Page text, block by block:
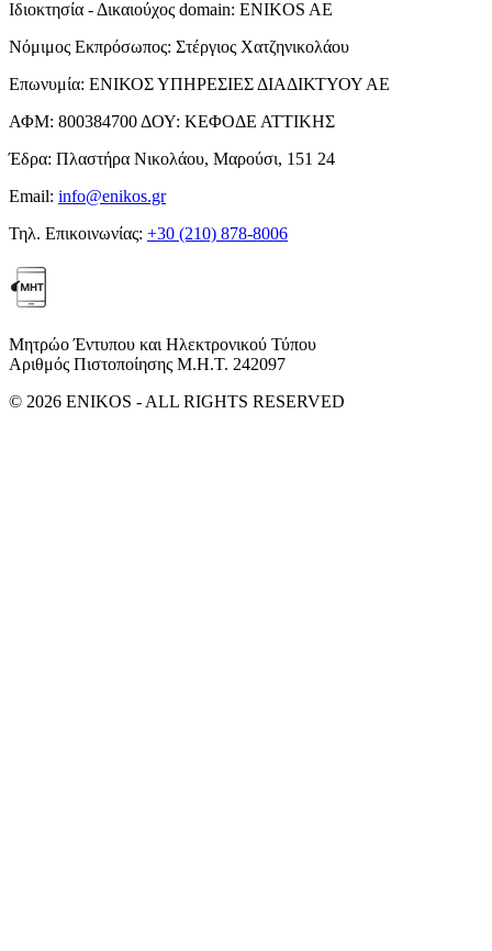
Ιδιοκτησία - Δικαιούχος domain: ENIKOS AE
Νόμιμος Εκπρόσωπος: Στέργιος Χατζηνικολάου
Επωνυμία: ΕΝΙΚΟΣ ΥΠΗΡΕΣΙΕΣ ΔΙΑΔΙΚΤΥΟΥ ΑΕ
ΑΦΜ: 800384700 ΔΟΥ: ΚΕΦΟΔΕ ΑΤΤΙΚΗΣ
Έδρα: Πλαστήρα Νικολάου, Μαρούσι, 151 24
Email: info@enikos.gr
Τηλ. Επικοινωνίας: +30 (210) 878-8006
Μητρώο Έντυπου και Ηλεκτρονικού Τύπου
Αριθμός Πιστοποίησης Μ.Η.Τ. 242097
© 2026 ENIKOS - ALL RIGHTS RESERVED